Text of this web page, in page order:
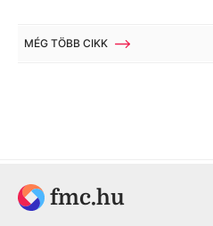
MÉG TÖBB CIKK
fmc.hu